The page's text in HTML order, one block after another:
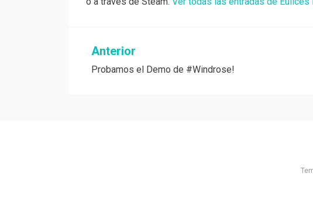
Navegación
de
Anterior
Probamos el Demo de #Windrose!